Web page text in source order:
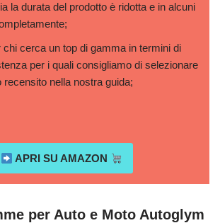
la durata del prodotto è ridotta e in alcuni
chi cerca un top di gamma in termini di
per i quali consigliamo di selezionare
recensito nella nostra guida;
APRI SU AMAZON
per Auto e Moto Autoglym